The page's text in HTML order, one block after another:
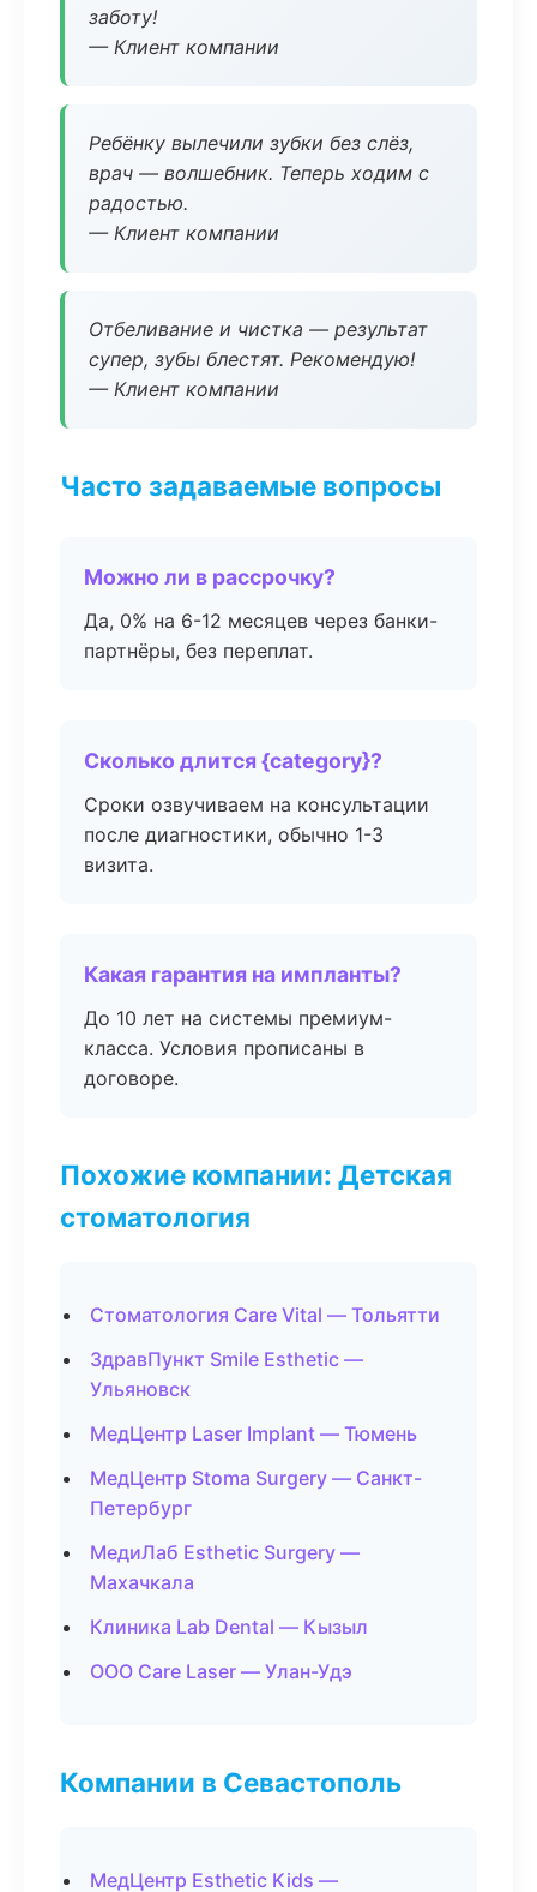
заботу!
— Клиент компании
Ребёнку вылечили зубки без слёз,
врач — волшебник. Теперь ходим с
радостью.
— Клиент компании
Отбеливание и чистка — результат
супер, зубы блестят. Рекомендую!
— Клиент компании
Часто задаваемые вопросы
Можно ли в рассрочку?
Да, 0% на 6-12 месяцев через банки-
партнёры, без переплат.
Сколько длится {category}?
Сроки озвучиваем на консультации
после диагностики, обычно 1-3
визита.
Какая гарантия на импланты?
До 10 лет на системы премиум-
класса. Условия прописаны в
договоре.
Похожие компании: Детская
стоматология
Стоматология Care Vital — Тольятти
ЗдравПункт Smile Esthetic —
Ульяновск
МедЦентр Laser Implant — Тюмень
МедЦентр Stoma Surgery — Санкт-
Петербург
МедиЛаб Esthetic Surgery —
Махачкала
Клиника Lab Dental — Кызыл
ООО Care Laser — Улан-Удэ
Компании в Севастополь
МедЦентр Esthetic Kids —